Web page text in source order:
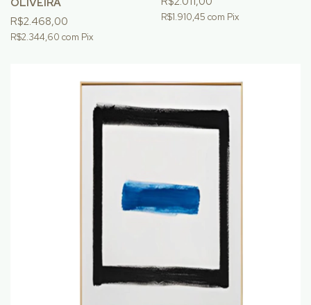
R$2.468,00
R$2.344,60 com Pix
R$1.910,45 com Pix